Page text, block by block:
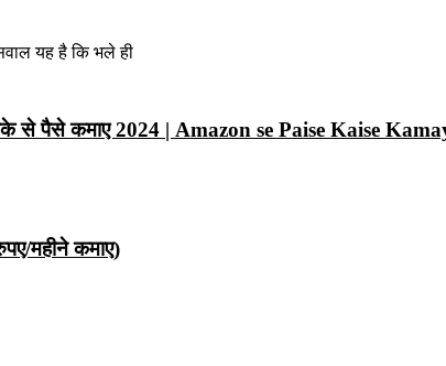
यह है कि भले ही
से पैसे कमाए 2024 | Amazon se Paise Kaise
महीने कमाए)